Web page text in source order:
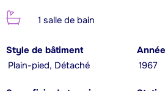
1 salle de bain
Style de bâtiment
Plain-pied, Détaché
1967